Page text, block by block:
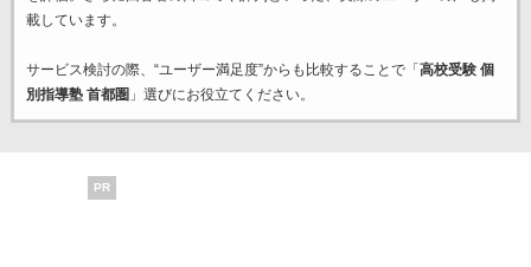
載しています。
サービス検討の際、“ユーザー満足度”からも比較することで「 高校受験 個
別指導塾 首都圏 」選びにお役立てください。
PR